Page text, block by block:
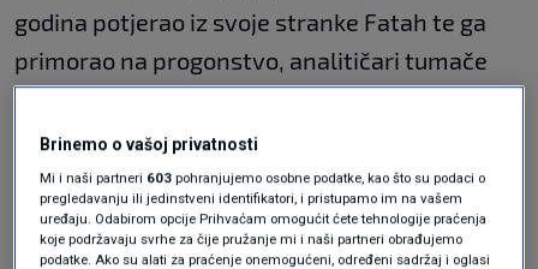
godina potjerao iz svoje stranke Fatah te ga
primorao na progonstvo, analitičari tumače
kao pokušaj prikupljanja bodova uoči
planiranih palestinskih izbora kasnije tijekom
godine.
"Ova pošiljka velikodušna je ponuda bratskih
Brinemo o vašoj privatnosti
Mi i naši partneri 603 pohranjujemo osobne podatke, kao što su podaci o
pregledavanju ili jedinstveni identifikatori, i pristupamo im na vašem
uređaju. Odabirom opcije Prihvaćam omogućit ćete tehnologije praćenja
koje podržavaju svrhe za čije pružanje mi i naši partneri obrađujemo
podatke. Ako su alati za praćenje onemogućeni, određeni sadržaj i oglasi